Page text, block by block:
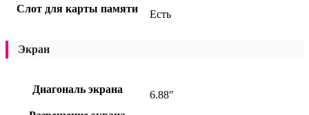
Слот для карты памяти
Есть
Экран
Диагональ экрана
6.88"